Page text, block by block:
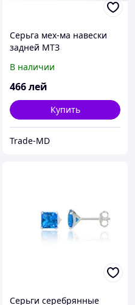
Серьга мех-ма навески
задней МТЗ
В наличии
466лей
Купить
Trade-MD
Серьги серебрянные